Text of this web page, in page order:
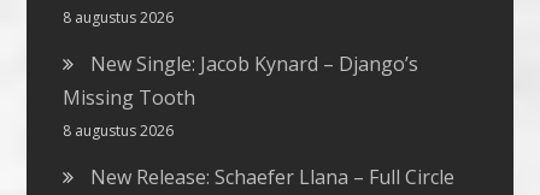
8 augustus 2026
New Single: Jacob Kynard – Django’s
Missing Tooth
8 augustus 2026
New Release: Schaefer Llana – Full Circle